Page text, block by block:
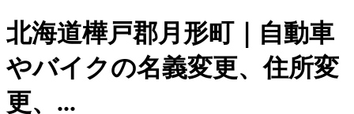
北海道樺戸郡月形町｜自動車
やバイクの名義変更、住所変
更、...